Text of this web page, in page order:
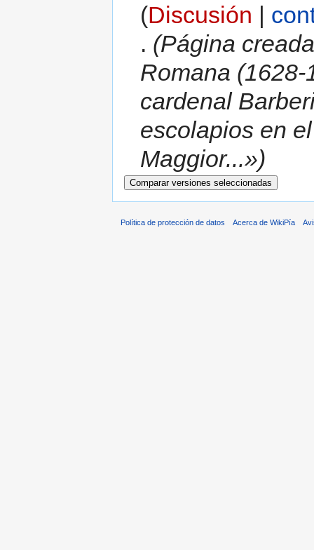
(Discusión |
. (Página
Romana
cardenal
escolapios en
Maggior...»)
Política de protección de datos Acerca de WikiPía